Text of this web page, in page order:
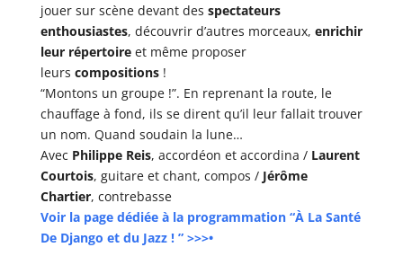
jouer sur scène devant des spectateurs
enthousiastes, découvrir d’autres morceaux, enrichir
leur répertoireet même proposer
leurs compositions!
“Montons un groupe !”. En reprenant la route, le
chauffage à fond, ils se dirent qu’il leur fallait trouver
un nom. Quand soudain la lune…
Avec Philippe Reis, accordéon et accordina / Laurent
Courtois, guitare et chant, compos / Jérôme
Chartier, contrebasse
Voir la page dédiée à la programmation “À La Santé
De Django et du Jazz ! ” >>>•